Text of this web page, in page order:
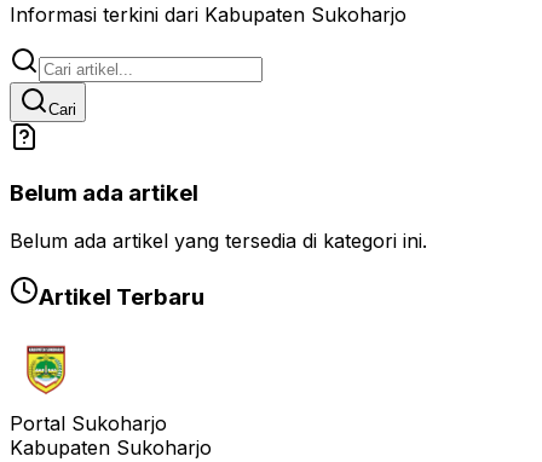
Informasi terkini dari Kabupaten Sukoharjo
Cari
Belum ada artikel
Belum ada artikel yang tersedia di kategori ini.
Artikel Terbaru
Portal Sukoharjo
Kabupaten Sukoharjo